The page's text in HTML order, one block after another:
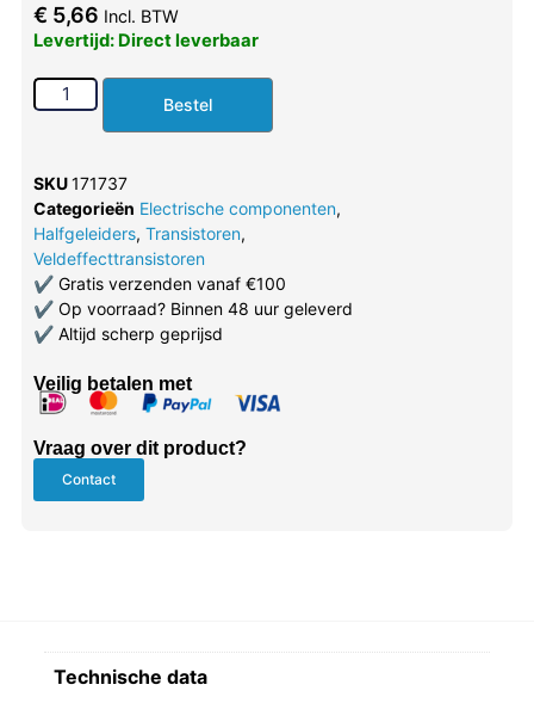
€ 5,66 Incl. BTW
Levertijd: Direct leverbaar
Bestel
SKU171737
Categorieën Electrische componenten,
Halfgeleiders, Transistoren,
Veldeffecttransistoren
✔Gratis verzenden vanaf €100
✔Op voorraad? Binnen 48 uur geleverd
✔Altijd scherp geprijsd
Veilig betalen met
Vraag over dit product?
Contact
Technische data